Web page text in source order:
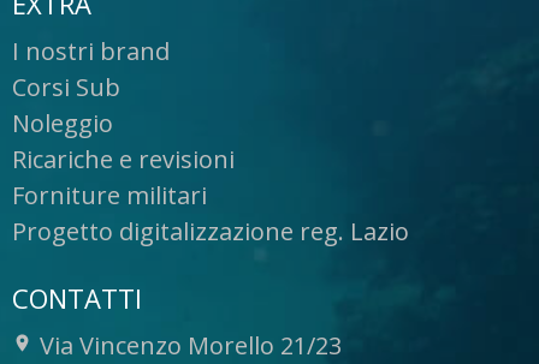
I nostri brand
Corsi Sub
Noleggio
Ricariche e revisioni
Forniture militari
Progetto digitalizzazione reg. Lazio
CONTATTI
Via Vincenzo Morello 21/23